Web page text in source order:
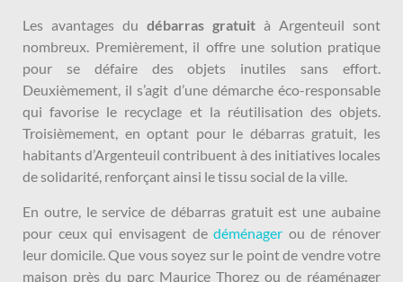
Les avantages du débarras gratuit à Argenteuil sont
nombreux. Premièrement, il offre une solution pratique
pour se défaire des objets inutiles sans effort.
Deuxièmement, il s’agit d’une démarche éco-responsable
qui favorise le recyclage et la réutilisation des objets.
Troisièmement, en optant pour le débarras gratuit, les
habitants d’Argenteuil contribuent à des initiatives locales
de solidarité, renforçant ainsi le tissu social de la ville.
En outre, le service de débarras gratuit est une aubaine
pour ceux qui envisagent dedéménager ou de rénover
leur domicile. Que vous soyez sur le point de vendre votre
maison près du parc Maurice Thorez ou de réaménager